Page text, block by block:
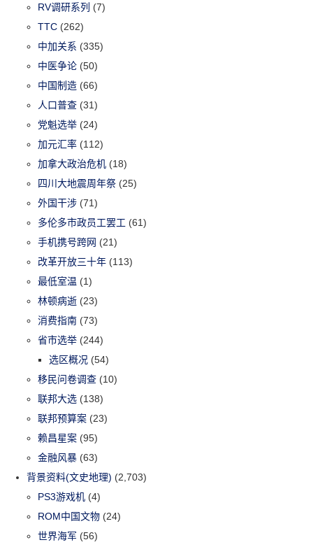
RV调研系列 (7)
TTC (262)
中加关系 (335)
中医争论 (50)
中国制造 (66)
人口普查 (31)
党魁选举 (24)
加元汇率 (112)
加拿大政治危机 (18)
四川大地震周年祭 (25)
外国干涉 (71)
多伦多市政员工罢工 (61)
手机携号跨网 (21)
改革开放三十年 (113)
最低室温 (1)
林顿病逝 (23)
消费指南 (73)
省市选举 (244)
选区概况 (54)
移民问卷调查 (10)
联邦大选 (138)
联邦预算案 (23)
赖昌星案 (95)
金融风暴 (63)
背景资料(文史地理) (2,703)
PS3游戏机 (4)
ROM中国文物 (24)
世界海军 (56)